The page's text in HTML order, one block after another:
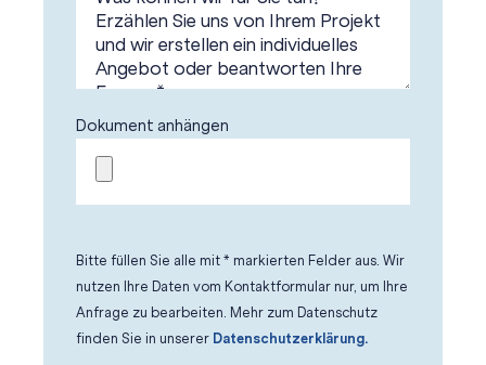
Dokument anhängen
Bitte füllen Sie alle mit * markierten Felder aus. Wir
nutzen Ihre Daten vom Kontaktformular nur, um Ihre
Anfrage zu bearbeiten. Mehr zum Datenschutz
finden Sie in unserer Datenschutzerklärung.